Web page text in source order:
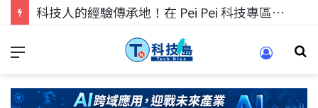
科技人的經驗傳承地！在 Pei Pei 科技專區，與學弟妹交流最硬核的技術